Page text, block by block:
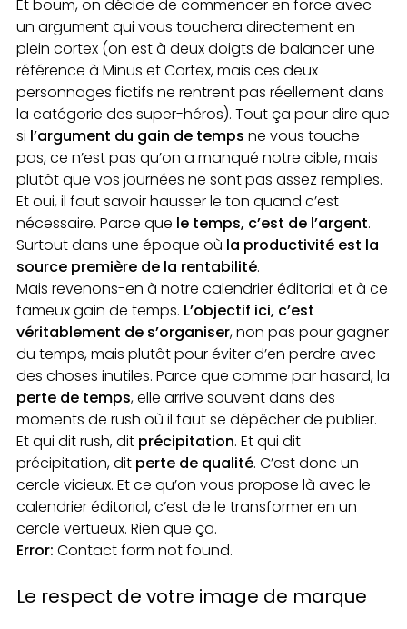
Et boum, on décide de commencer en force avec
un argument qui vous touchera directement en
plein cortex (on est à deux doigts de balancer une
référence à Minus et Cortex, mais ces deux
personnages fictifs ne rentrent pas réellement dans
la catégorie des super-héros). Tout ça pour dire que
si l’argument du gain de temps ne vous touche
pas, ce n’est pas qu’on a manqué notre cible, mais
plutôt que vos journées ne sont pas assez remplies.
Et oui, il faut savoir hausser le ton quand c’est
nécessaire. Parce que le temps, c’est de l’argent.
Surtout dans une époque où la productivité est la
source première de la rentabilité.
Mais revenons-en à notre calendrier éditorial et à ce
fameux gain de temps. L’objectif ici, c’est
véritablement de s’organiser, non pas pour gagner
du temps, mais plutôt pour éviter d’en perdre avec
des choses inutiles. Parce que comme par hasard, la
perte de temps, elle arrive souvent dans des
moments de rush où il faut se dépêcher de publier.
Et qui dit rush, dit précipitation. Et qui dit
précipitation, dit perte de qualité. C’est donc un
cercle vicieux. Et ce qu’on vous propose là avec le
calendrier éditorial, c’est de le transformer en un
cercle vertueux. Rien que ça.
Error: Contact form not found.
Le respect de votre image de marque